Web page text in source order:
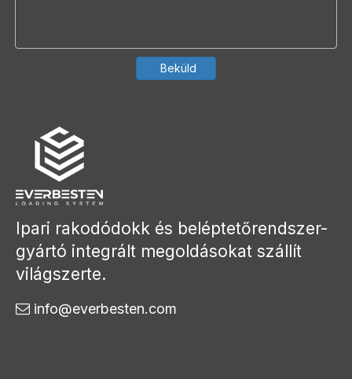
Beküld
Ipari rakodódokk és beléptetőrendszer-
gyártó integrált megoldásokat szállít
világszerte.
 info@everbesten.com